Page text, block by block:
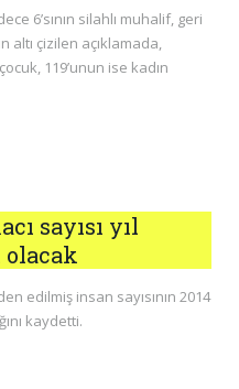
6’sının silahlı muhalif, geri
altı çizilen açıklamada,
119’unun ise kadın
sayısı yıl
olacak
edilmiş insan sayısının 2014
kaydetti.